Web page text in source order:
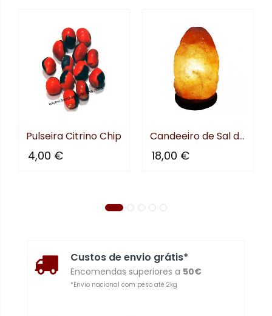
Pulseira Citrino Chip
4,00 €
Candeeiro de Sal do Himalya...
18,00 €
Custos de envio grátis*
Encomendas superiores a 50€
*Envio nacional com peso até 2kg